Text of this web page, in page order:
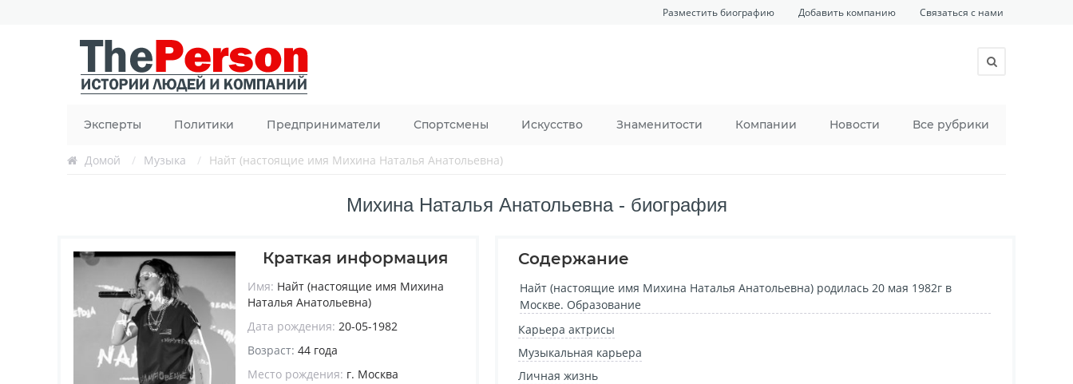
Разместить биографию Добавить компанию Связаться с нами
Эксперты Политики Предприниматели Спортсмены Искусство Знаменитости Компании Новости Все рубрики
Домой / Музыка / Найт (настоящие имя Михина Наталья Анатольевна)
Михина Наталья Анатольевна - биография
Краткая информация
Имя: Найт (настоящие имя Михина
Наталья Анатольевна)
Дата рождения:20-05-1982
Возраст:44 года
Место рождения: г. Москва
Содержание
Найт (настоящие имя Михина Наталья Анатольевна) родилась 20 мая 1982г в
Москве. Образование
Карьера актрисы
Музыкальная карьера
Личная жизнь